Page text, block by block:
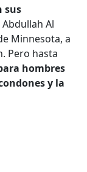
sus
Al
Minnesota, a
Pero hasta
hombres
y la